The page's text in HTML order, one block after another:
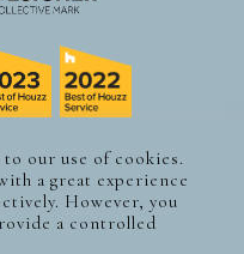
| ALLE
our use of cookies.
a great experience
However, you
a controlled